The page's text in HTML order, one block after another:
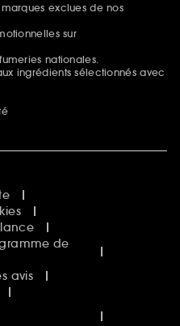
exclues de nos
sur
nationales.
ingrédients sélectionnés avec
de
avis